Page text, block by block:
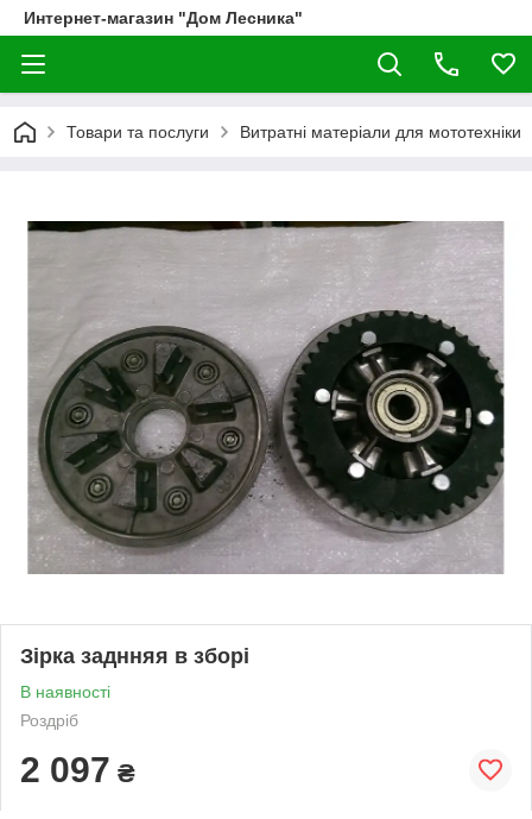
Интернет-магазин "Дом Лесника"
Товари та послуги Витратні матеріали для мототехніки
Зірка заднняя в зборі
В наявності
Роздріб
2 097 ₴